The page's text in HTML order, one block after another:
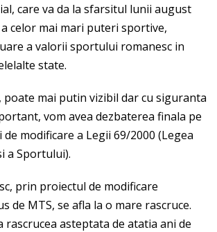
care va da la sfarsitul lunii august
celor mai mari puteri sportive,
a valorii sportului romanesc in
state.
poate mai putin vizibil dar cu siguranta
vom avea dezbaterea finala pe
modificare a Legii 69/2000 (Legea
a Sportului).
prin proiectul de modificare
de MTS, se afla la o mare rascruce.
rascrucea asteptata de atatia ani de